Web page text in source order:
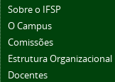
Sobre o IFSP
O Campus
Comissões
Estrutura Organizacional
Docentes